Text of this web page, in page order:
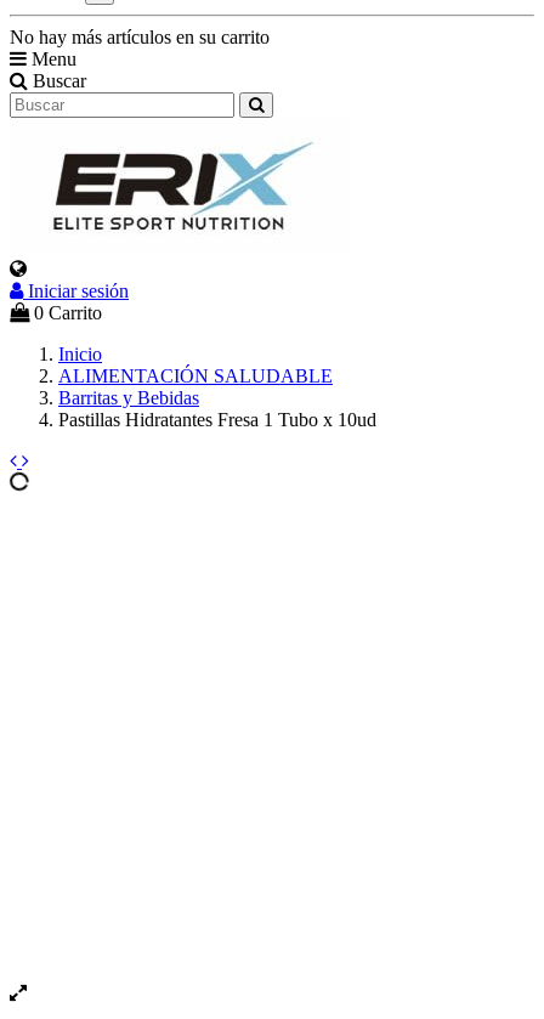
No hay más artículos en su carrito
Menu
Buscar
Iniciar sesión
0 Carrito
Inicio
ALIMENTACIÓN SALUDABLE
Barritas y Bebidas
Pastillas Hidratantes Fresa 1 Tubo x 10ud